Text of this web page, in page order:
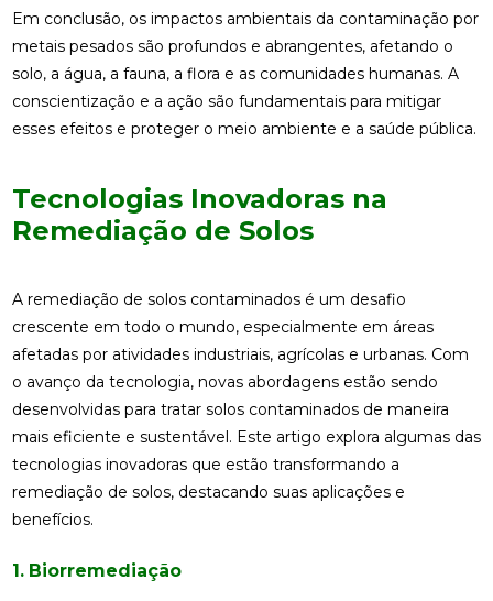
Em conclusão, os impactos ambientais da contaminação por
metais pesados são profundos e abrangentes, afetando o
solo, a água, a fauna, a flora e as comunidades humanas. A
conscientização e a ação são fundamentais para mitigar
esses efeitos e proteger o meio ambiente e a saúde pública.
Tecnologias Inovadoras na
Remediação de Solos
A remediação de solos contaminados é um desafio
crescente em todo o mundo, especialmente em áreas
afetadas por atividades industriais, agrícolas e urbanas. Com
o avanço da tecnologia, novas abordagens estão sendo
desenvolvidas para tratar solos contaminados de maneira
mais eficiente e sustentável. Este artigo explora algumas das
tecnologias inovadoras que estão transformando a
remediação de solos, destacando suas aplicações e
benefícios.
1. Biorremediação